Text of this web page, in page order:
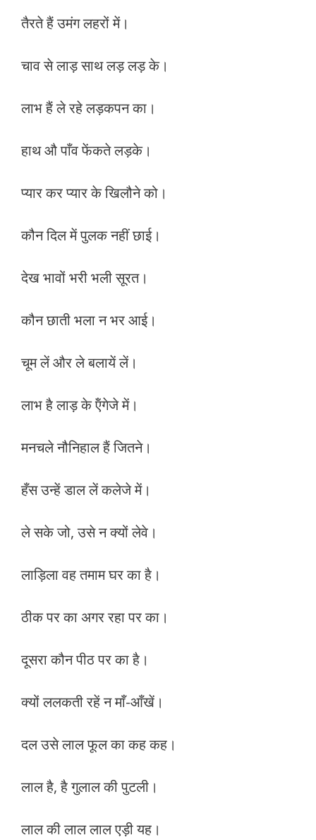
तैरते हैं उमंग लहरों में।
चाव से लाड़ साथ लड़ लड़ के।
लाभ हैं ले रहे लड़कपन का।
हाथ औ पाँव फेंकते लड़के।
प्यार कर प्यार के खिलौने को।
कौन दिल में पुलक नहीं छाई।
देख भावों भरी भली सूरत।
कौन छाती भला न भर आई।
चूम लें और ले बलायें लें।
लाभ है लाड़ के ऍंगेजे में।
मनचले नौनिहाल हैं जितने।
हँस उन्हें डाल लें कलेजे में।
ले सके जो, उसे न क्यों लेवे।
लाड़िला वह तमाम घर का है।
ठीक पर का अगर रहा पर का।
दूसरा कौन पीठ पर का है।
क्यों ललकती रहें न माँ-आँखें।
दल उसे लाल फूल का कह कह।
लाल है, है गुलाल की पुटली।
लाल की लाल लाल एड़ी यह।